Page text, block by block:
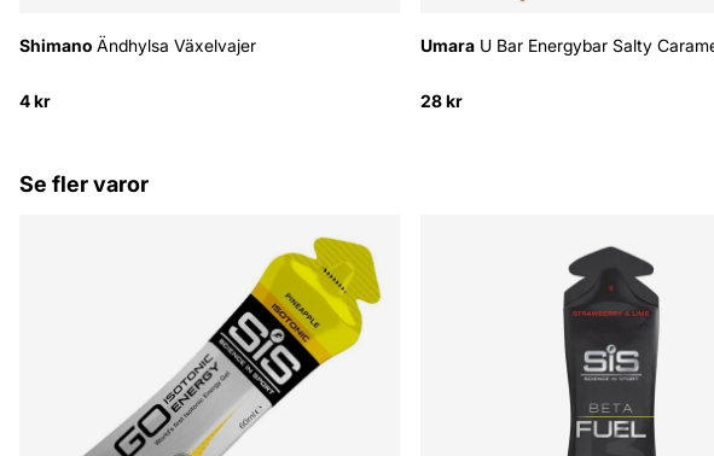
Shimano Ändhylsa Växelvajer
4 kr
Umara U Bar Energybar Salty
28 kr
Se fler varor